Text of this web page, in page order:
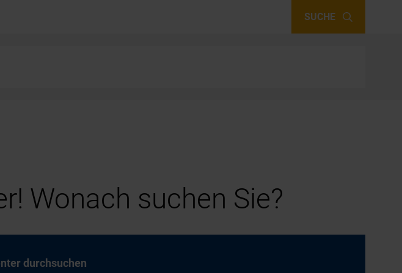
SUCHE
Wonach suchen Sie?
durchsuchen